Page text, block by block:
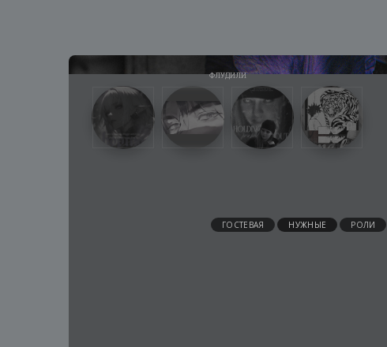
ГОСТЕВАЯ НУЖНЫЕ РОЛИ